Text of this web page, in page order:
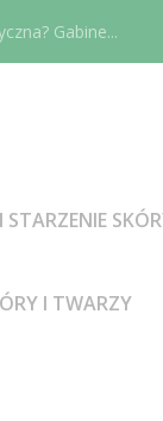
Gabine...
I TWARZY